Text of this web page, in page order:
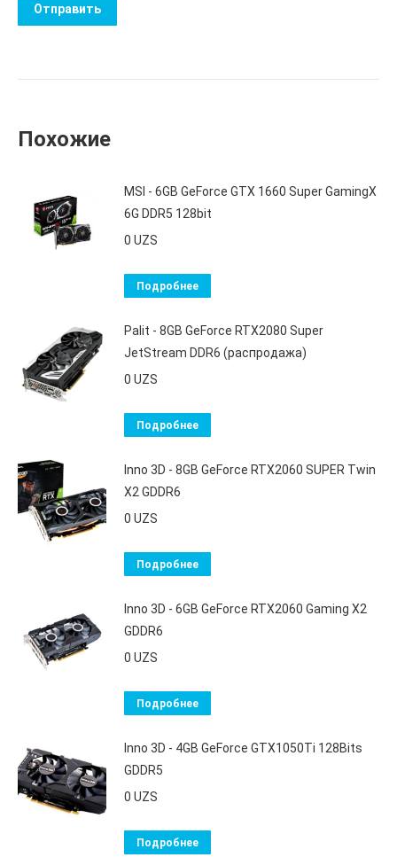
Похожие
MSI - 6GB GeForce GTX 1660 Super GamingX
6G DDR5 128bit
0 UZS
Подробнее
Palit - 8GB GeForce RTX2080 Super
JetStream DDR6 (распродажа)
0 UZS
Подробнее
Inno 3D - 8GB GeForce RTX2060 SUPER Twin
X2 GDDR6
0 UZS
Подробнее
Inno 3D - 6GB GeForce RTX2060 Gaming X2
GDDR6
0 UZS
Подробнее
Inno 3D - 4GB GeForce GTX1050Ti 128Bits
GDDR5
0 UZS
Подробнее